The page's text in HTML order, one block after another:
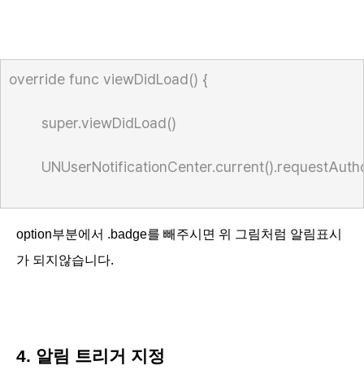
override func viewDidLoad() {
super.viewDidLoad()
UNUserNotificationCenter.current().
option부분에서 .badge를 빼주시면 위 그림처럼 알림표시
가 되지않습니다.
4. 알림 트리거 지정